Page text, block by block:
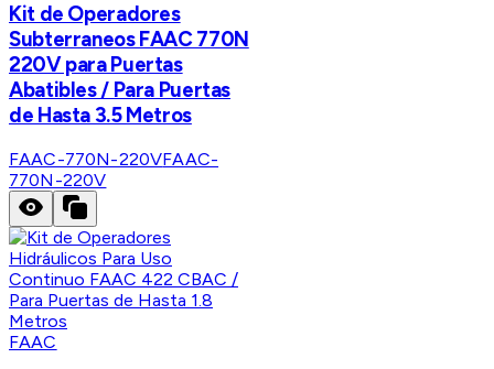
Kit de Operadores
Subterraneos FAAC 770N
220V para Puertas
Abatibles / Para Puertas
de Hasta 3.5 Metros
FAAC-770N-220VFAAC-
770N-220V
FAAC